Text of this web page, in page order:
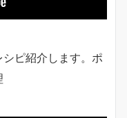
ピ紹介します。ポ